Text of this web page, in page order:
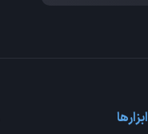
ابزارها